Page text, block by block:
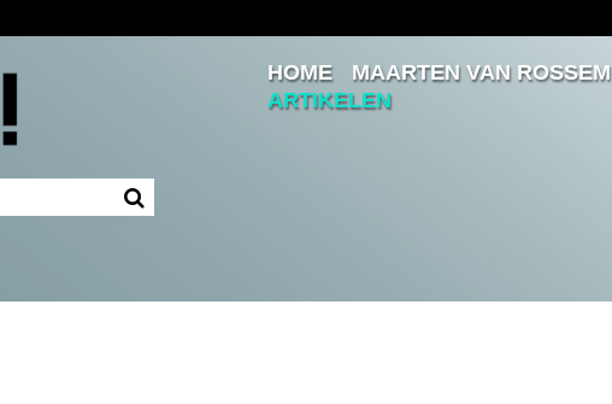
Inloggen
blijven
HOME MAARTEN VAN ROSSEM
ARTIKELEN